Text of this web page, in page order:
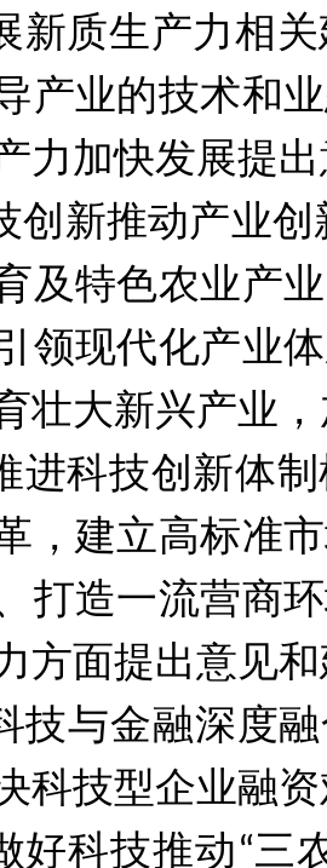
新质生产力相
产业的技术和
力加快发展提
创新推动产业
及特色农业产
领现代化产业
壮大新兴产业
进科技创新体
，建立高标准
打造一流营商
方面提出意见
技与金融深度
科技型企业融
好科技推动“三